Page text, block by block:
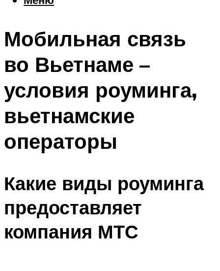
Шоппинг
Что посетить
Меню
Мобильная связь
во Вьетнаме –
условия роуминга,
вьетнамские
операторы
Какие виды роуминга
предоставляет
компания МТС